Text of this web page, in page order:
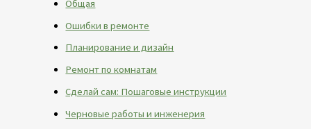
Общая
Ошибки в ремонте
Планирование и дизайн
Ремонт по комнатам
Сделай сам: Пошаговые инструкции
Черновые работы и инженерия